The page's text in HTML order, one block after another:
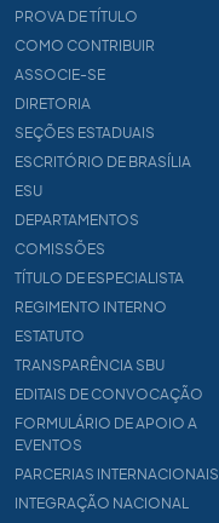
PROVA DE TÍTULO
COMO CONTRIBUIR
ASSOCIE-SE
DIRETORIA
SEÇÕES ESTADUAIS
ESCRITÓRIO DE BRASÍLIA
ESU
DEPARTAMENTOS
COMISSÕES
TÍTULO DE ESPECIALISTA
REGIMENTO INTERNO
ESTATUTO
TRANSPARÊNCIA SBU
EDITAIS DE CONVOCAÇÃO
FORMULÁRIO DE APOIO A
EVENTOS
PARCERIAS INTERNACIONAIS
INTEGRAÇÃO NACIONAL